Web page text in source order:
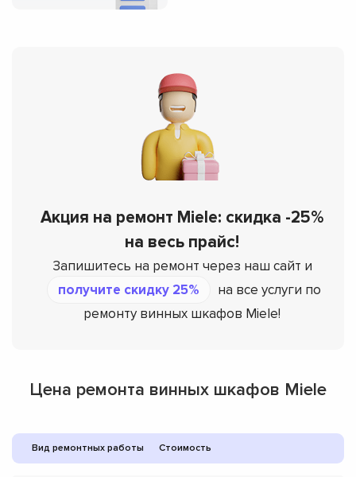
Акция на ремонт Miele: скидка -25%
на весь прайс!
Запишитесь на ремонт через наш сайт и
получите скидку 25%
на все услуги по
ремонту винных шкафов Miele!
Цена ремонта винных шкафов Miele
Вид ремонтных работы Стоимость